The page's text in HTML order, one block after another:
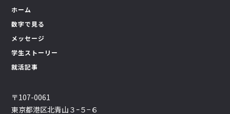
ホーム
数字で見る
メッセージ
学生ストーリー
就活記事
〒107-0061
東京都港区北青山３ｰ５−６